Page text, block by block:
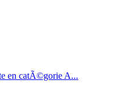
en catÃ©gorie A...